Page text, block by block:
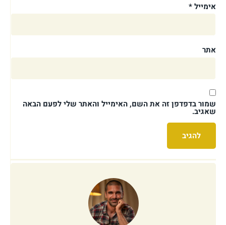
אימייל*
אתר
שמור בדפדפן זה את השם, האימייל והאתר שלי לפעם הבאה
שאגיב.